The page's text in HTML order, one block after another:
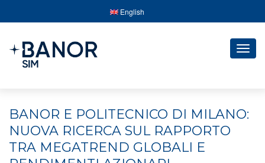
English
BANOR E POLITECNICO DI MILANO:
NUOVA RICERCA SUL RAPPORTO
TRA MEGATREND GLOBALI E